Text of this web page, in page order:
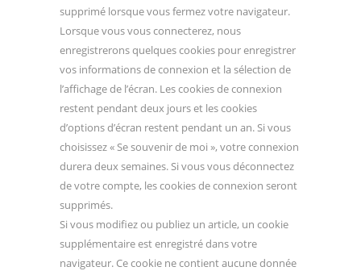
supprimé lorsque vous fermez votre navigateur.
Lorsque vous vous connecterez, nous
enregistrerons quelques cookies pour enregistrer
vos informations de connexion et la sélection de
l’affichage de l’écran. Les cookies de connexion
restent pendant deux jours et les cookies
d’options d’écran restent pendant un an. Si vous
choisissez « Se souvenir de moi », votre connexion
durera deux semaines. Si vous vous déconnectez
de votre compte, les cookies de connexion seront
supprimés.
Si vous modifiez ou publiez un article, un cookie
supplémentaire est enregistré dans votre
navigateur. Ce cookie ne contient aucune donnée